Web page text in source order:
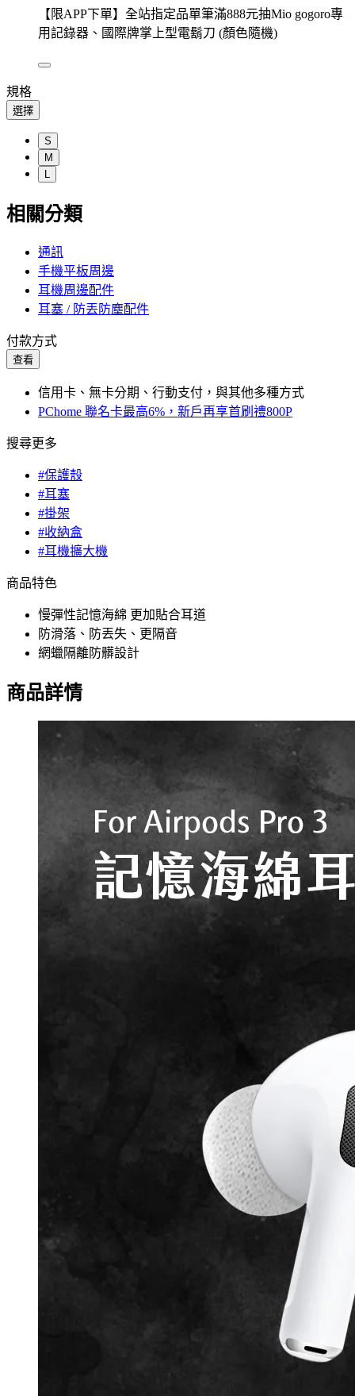
【限APP下單】全站指定品單筆滿888元抽Mio gogoro專
用記錄器、國際牌掌上型電鬍刀 (顏色隨機)
規格
選擇
S
M
L
相關分類
通訊
手機平板周邊
耳機周邊配件
耳塞 / 防丟防塵配件
付款方式
查看
信用卡、無卡分期、行動支付，與其他多種方式
PChome 聯名卡最高6%，新戶再享首刷禮800P
搜尋更多
#保護殼
#耳塞
#掛架
#收納盒
#耳機擴大機
商品特色
慢彈性記憶海綿 更加貼合耳道
防滑落、防丟失、更隔音
網蠟隔離防髒設計
商品詳情